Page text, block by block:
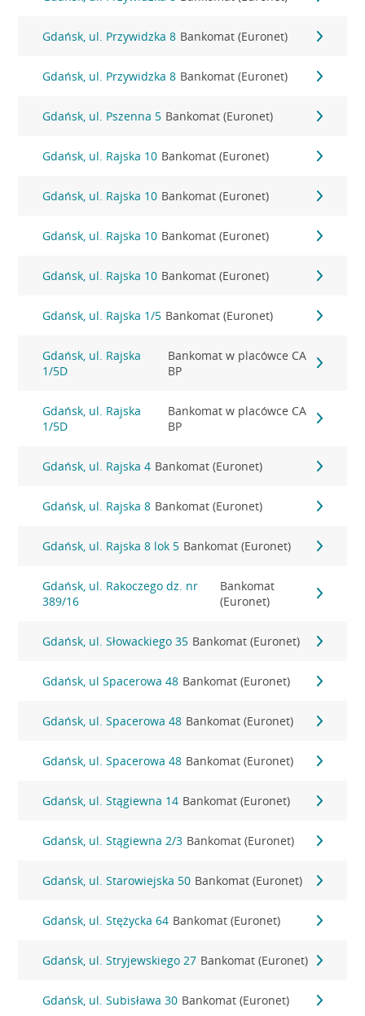
Gdańsk, ul. Przywidzka 8 Bankomat (Euronet)
Gdańsk, ul. Przywidzka 8 Bankomat (Euronet)
Gdańsk, ul. Pszenna 5 Bankomat (Euronet)
Gdańsk, ul. Rajska 10 Bankomat (Euronet)
Gdańsk, ul. Rajska 10 Bankomat (Euronet)
Gdańsk, ul. Rajska 10 Bankomat (Euronet)
Gdańsk, ul. Rajska 10 Bankomat (Euronet)
Gdańsk, ul. Rajska 1/5 Bankomat (Euronet)
Gdańsk, ul. Rajska
1/5D
Bankomat w placówce CA
BP
Gdańsk, ul. Rajska
1/5D
Bankomat w placówce CA
BP
Gdańsk, ul. Rajska 4 Bankomat (Euronet)
Gdańsk, ul. Rajska 8 Bankomat (Euronet)
Gdańsk, ul. Rajska 8 lok 5 Bankomat (Euronet)
Gdańsk, ul. Rakoczego dz. nr
389/16
Bankomat
(Euronet)
Gdańsk, ul. Słowackiego 35 Bankomat (Euronet)
Gdańsk, ul Spacerowa 48 Bankomat (Euronet)
Gdańsk, ul. Spacerowa 48 Bankomat (Euronet)
Gdańsk, ul. Spacerowa 48 Bankomat (Euronet)
Gdańsk, ul. Stągiewna 14 Bankomat (Euronet)
Gdańsk, ul. Stągiewna 2/3 Bankomat (Euronet)
Gdańsk, ul. Starowiejska 50 Bankomat (Euronet)
Gdańsk, ul. Stężycka 64 Bankomat (Euronet)
Gdańsk, ul. Stryjewskiego 27 Bankomat (Euronet)
Gdańsk, ul. Subisława 30 Bankomat (Euronet)